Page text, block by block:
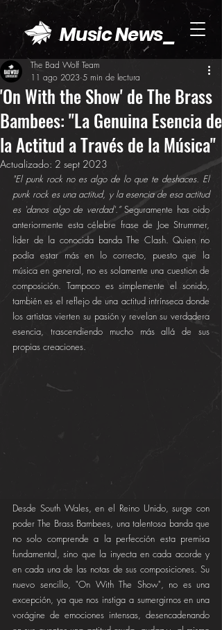
Music News_
'On With the Show' de The Brass
Bambees: "La Genuina Esencia de
la Actitud a Través de la Música"
The Bad Wolf Team
11 ago 2023 5 min de lectura
Actualizado: 2 sept 2023
"El punk rock no es algo de lo que te deshaces. El
punk rock es una actitud, y la esencia de esa actitud
es 'danos algo de verdad'.” Seguramente has oido
anteriormente esta célebre frase de Joe Strummer,
lider de la conocida banda The Clash. Quien no
podía estar más en lo correcto, puesto que la
música en general, no es solamente una cuestion de
composición. Tampoco es simplemente el sonido,
también es el reflejo de una actitud intrínseca donde
los artistas vierten su pasión y revelan su verdadera
esencia, trascendiendo mucho más allá de sus
propias creaciones.
Desde South Wales, en el Reino Unido, surge con
poder The Brass Bambees, una talentosa banda que
no solo comprende a la perfección esta premisa
fundamental, sino que la inyecta en cada acorde y
en cada una de las notas de sus composiciones. Su
nuevo sencillo, "On With The Show", no es una
excepción, ya que nos instiga a sumergirnos en una
vorágine de emociones intensas, desencadenando